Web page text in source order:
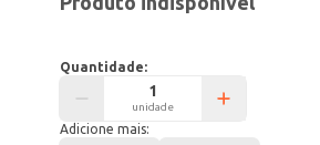
Quantidade:
unidade
Adicione mais: